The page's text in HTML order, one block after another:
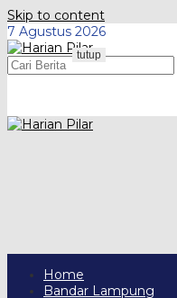
Skip to content
7 Agustus 2026
Home
Bandar Lampung
tutup